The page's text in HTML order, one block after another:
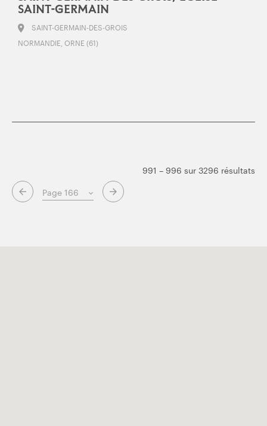
SAINT-GERMAIN
SAINT-GERMAIN-DES-GROIS
NORMANDIE, ORNE (61)
Page suivante
991 – 996 sur 3296 résultats